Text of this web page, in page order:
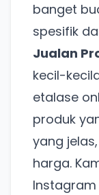
banget
spesifik
Jualan
kecil-
etalase
produk
yang
harga.